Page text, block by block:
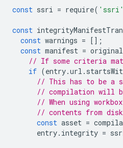
const ssri = require( 'ssri'
const
const warnings = [];
const manifest =
// If some criteria
if (entry.url .
// This has to be a
// compilation will be
// When using
// contents from
const asset =
entry. integrity =